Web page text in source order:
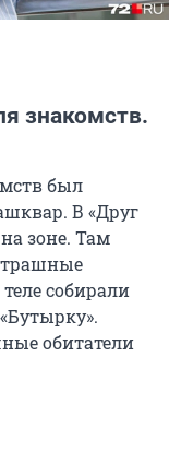
знакомств.
был
В «Друг
зоне. Там
собирали
обитатели